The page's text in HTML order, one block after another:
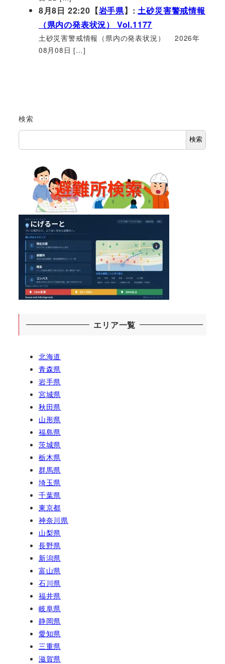
8月8日 22:20【岩手県】:土砂災害警戒情報
（県内の発表状況） Vol.1177
土砂災害警戒情報（県内の発表状況） 2026年
08月08日 […]
検索
検索
エリア一覧
北海道
青森県
岩手県
宮城県
秋田県
山形県
福島県
茨城県
栃木県
群馬県
埼玉県
千葉県
東京都
神奈川県
山梨県
長野県
新潟県
富山県
石川県
福井県
岐阜県
静岡県
愛知県
三重県
滋賀県